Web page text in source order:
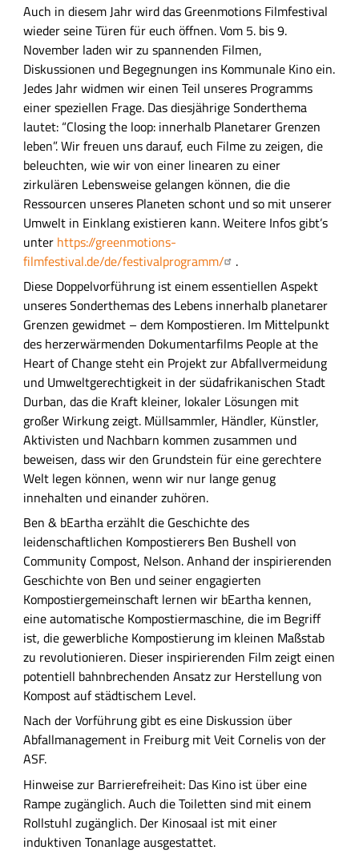
A
u
s
f
ü
h
r
l
i
c
h
e
B
e
s
c
h
r
e
i
b
u
n
g
Auch in diesem Jahr wird das Greenmotions Filmfestival
wieder seine Türen für euch öffnen. Vom 5. bis 9.
November laden wir zu spannenden Filmen,
Diskussionen und Begegnungen ins Kommunale Kino ein.
Jedes Jahr widmen wir einen Teil unseres Programms
einer speziellen Frage. Das diesjährige Sonderthema
lautet: “Closing the loop: innerhalb Planetarer Grenzen
leben”. Wir freuen uns darauf, euch Filme zu zeigen, die
beleuchten, wie wir von einer linearen zu einer
zirkulären Lebensweise gelangen können, die die
Ressourcen unseres Planeten schont und so mit unserer
Umwelt in Einklang existieren kann. Weitere Infos gibt’s
unter https://greenmotions-
filmfestival.de/de/festivalprogramm/
.
Diese Doppelvorführung ist einem essentiellen Aspekt
unseres Sonderthemas des Lebens innerhalb planetarer
Grenzen gewidmet – dem Kompostieren. Im Mittelpunkt
des herzerwärmenden Dokumentarfilms People at the
Heart of Change steht ein Projekt zur Abfallvermeidung
und Umweltgerechtigkeit in der südafrikanischen Stadt
Durban, das die Kraft kleiner, lokaler Lösungen mit
großer Wirkung zeigt. Müllsammler, Händler, Künstler,
Aktivisten und Nachbarn kommen zusammen und
beweisen, dass wir den Grundstein für eine gerechtere
Welt legen können, wenn wir nur lange genug
innehalten und einander zuhören.
Ben & bEartha erzählt die Geschichte des
leidenschaftlichen Kompostierers Ben Bushell von
Community Compost, Nelson. Anhand der inspirierenden
Geschichte von Ben und seiner engagierten
Kompostiergemeinschaft lernen wir bEartha kennen,
eine automatische Kompostiermaschine, die im Begriff
ist, die gewerbliche Kompostierung im kleinen Maßstab
zu revolutionieren. Dieser inspirierenden Film zeigt einen
potentiell bahnbrechenden Ansatz zur Herstellung von
Kompost auf städtischem Level.
Nach der Vorführung gibt es eine Diskussion über
Abfallmanagement in Freiburg mit Veit Cornelis von der
ASF.
Hinweise zur Barrierefreiheit: Das Kino ist über eine
Rampe zugänglich. Auch die Toiletten sind mit einem
Rollstuhl zugänglich. Der Kinosaal ist mit einer
induktiven Tonanlage ausgestattet.